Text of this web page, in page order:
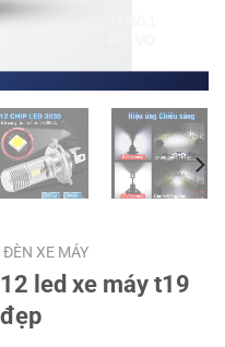
ĐÈN XE MÁY
led xe máy t19